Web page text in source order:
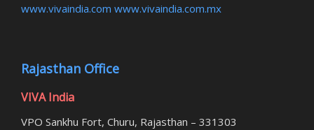
www.vivaindia.com www.vivaindia.com.mx
Rajasthan Office
VIVA India
VPO Sankhu Fort, Churu, Rajasthan – 331303